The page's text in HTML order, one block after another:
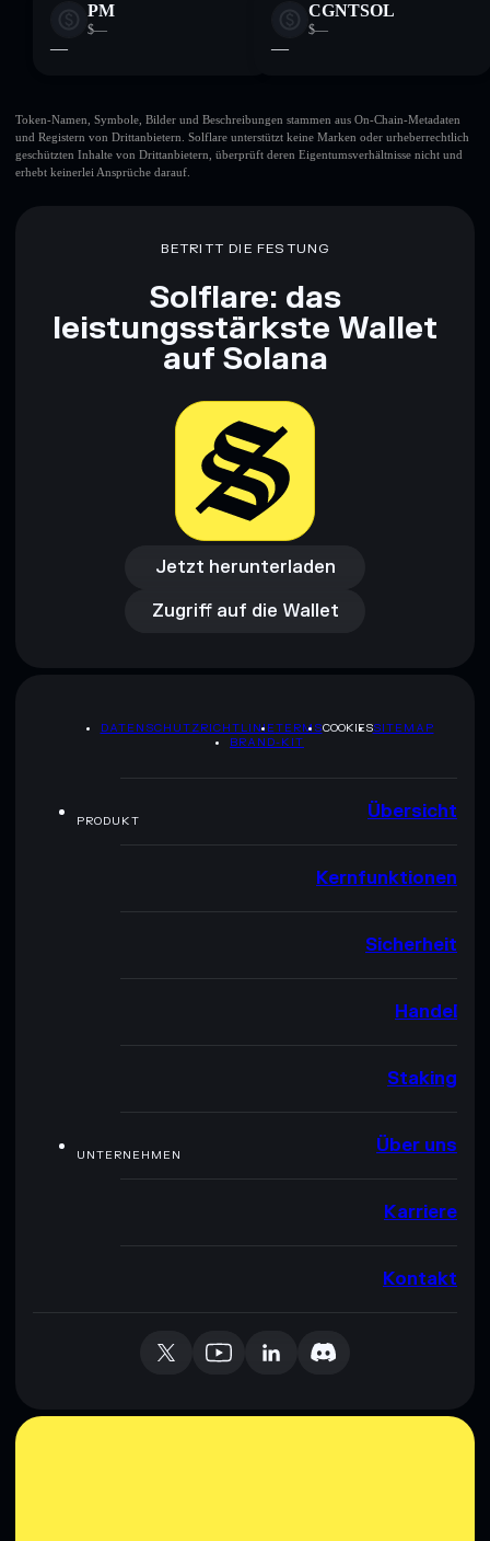
PM
$—
—
CGNTSOL
$—
—
Token-Namen, Symbole, Bilder und Beschreibungen stammen aus On-Chain-Metadaten
und Registern von Drittanbietern. Solflare unterstützt keine Marken oder urheberrechtlich
geschützten Inhalte von Drittanbietern, überprüft deren Eigentumsverhältnisse nicht und
erhebt keinerlei Ansprüche darauf.
BETRITT DIE FESTUNG
Solflare: das
leistungsstärkste Wallet
auf Solana
Jetzt herunterladen
Jetzt herunterladen
Zugriff auf die Wallet
Zugriff auf die Wallet
DATENSCHUTZRICHTLINIETERMSCOOKIESSITEMAP
BRAND-KIT
PRODUKT Übersicht
Kernfunktionen
Sicherheit
Handel
Staking
UNTERNEHMEN Über uns
Karriere
Kontakt